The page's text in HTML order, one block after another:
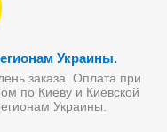
Украины.
заказа. Оплата при
по Киеву и Киевской
Украины.